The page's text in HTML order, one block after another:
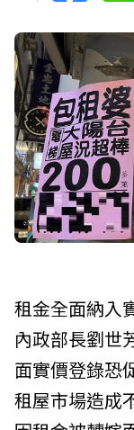
租金全面納入
內政部長劉世
面實價登錄恐
租屋市場造成